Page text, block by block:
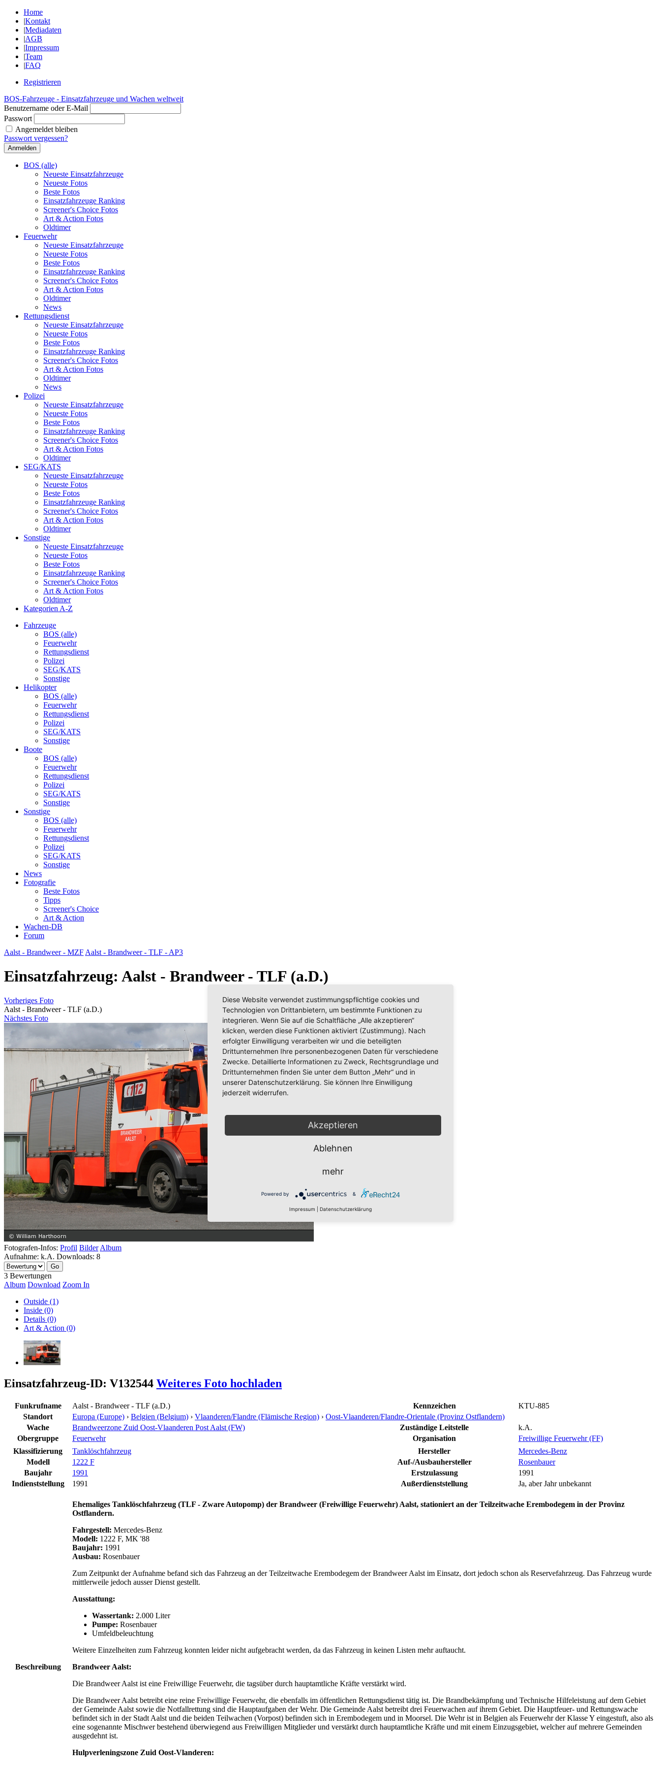
Home
|Kontakt
|Mediadaten
|AGB
|Impressum
|Team
|FAQ
Registrieren
BOS-Fahrzeuge - Einsatzfahrzeuge und Wachen weltweit
Benutzername oder E-Mail
Passwort
Angemeldet bleiben
Passwort vergessen?
BOS (alle)
Neueste Einsatzfahrzeuge
Neueste Fotos
Beste Fotos
Einsatzfahrzeuge Ranking
Screener's Choice Fotos
Art & Action Fotos
Oldtimer
Feuerwehr
Neueste Einsatzfahrzeuge
Neueste Fotos
Beste Fotos
Einsatzfahrzeuge Ranking
Screener's Choice Fotos
Art & Action Fotos
Oldtimer
News
Rettungsdienst
Neueste Einsatzfahrzeuge
Neueste Fotos
Beste Fotos
Einsatzfahrzeuge Ranking
Screener's Choice Fotos
Art & Action Fotos
Oldtimer
News
Polizei
Neueste Einsatzfahrzeuge
Neueste Fotos
Beste Fotos
Einsatzfahrzeuge Ranking
Screener's Choice Fotos
Art & Action Fotos
Oldtimer
SEG/KATS
Neueste Einsatzfahrzeuge
Neueste Fotos
Beste Fotos
Einsatzfahrzeuge Ranking
Screener's Choice Fotos
Art & Action Fotos
Oldtimer
Sonstige
Neueste Einsatzfahrzeuge
Neueste Fotos
Beste Fotos
Einsatzfahrzeuge Ranking
Screener's Choice Fotos
Art & Action Fotos
Oldtimer
Kategorien A-Z
Fahrzeuge
BOS (alle)
Feuerwehr
Rettungsdienst
Polizei
SEG/KATS
Sonstige
Helikopter
BOS (alle)
Feuerwehr
Rettungsdienst
Polizei
SEG/KATS
Sonstige
Boote
BOS (alle)
Feuerwehr
Rettungsdienst
Polizei
SEG/KATS
Sonstige
Sonstige
BOS (alle)
Feuerwehr
Rettungsdienst
Polizei
SEG/KATS
Sonstige
News
Fotografie
Beste Fotos
Tipps
Screener's Choice
Art & Action
Wachen-DB
Forum
Aalst - Brandweer - MZF Aalst - Brandweer - TLF - AP3
Einsatzfahrzeug: Aalst - Brandweer - TLF (a.D.)
Vorheriges Foto
Aalst - Brandweer - TLF (a.D.)
Nächstes Foto
Fotografen-Infos: Profil Bilder Album
Aufnahme: k.A. Downloads: 8
3 Bewertungen
Album Download Zoom In
Outside (1)
Inside (0)
Details (0)
Art & Action (0)
Einsatzfahrzeug-ID: V132544 Weiteres Foto hochladen
Funkrufname Aalst - Brandweer - TLF (a.D.) Kennzeichen
KTU-885
Standort
Europa (Europe) › Belgien (Belgium) › Vlaanderen/Flandre (Flämische Region) › Oost-Vlaanderen/Flandre-Orientale (Provinz Ostflandern)
Wache
Brandweerzone Zuid Oost-Vlaanderen Post Aalst (FW) Zuständige Leitstelle
k.A.
Obergruppe
Feuerwehr Organisation
Freiwillige Feuerwehr (FF)
Klassifizierung
Tanklöschfahrzeug Hersteller
Mercedes-Benz
Modell
1222 F Auf-/Ausbauhersteller
Rosenbauer
Baujahr
1991 Erstzulassung
1991
Indienststellung
1991 Außerdienststellung Ja, aber Jahr unbekannt
Beschreibung
Ehemaliges Tanklöschfahrzeug (TLF - Zware Autopomp) der Brandweer (Freiwillige Feuerwehr) Aalst, stationiert an der Teilzeitwache Erembodegem in der Provinz
Ostflandern.
Fahrgestell: Mercedes-Benz
Modell: 1222 F, MK '88
Baujahr: 1991
Ausbau: Rosenbauer
Zum Zeitpunkt der Aufnahme befand sich das Fahrzeug an der Teilzeitwache Erembodegem der Brandweer Aalst im Einsatz, dort jedoch schon als Reservefahrzeug. Das Fahrzeug wurde
mittlerweile jedoch ausser Dienst gestellt.
Ausstattung:
Wassertank: 2.000 Liter
Pumpe: Rosenbauer
Umfeldbeleuchtung
Weitere Einzelheiten zum Fahrzeug konnten leider nicht aufgebracht werden, da das Fahrzeug in keinen Listen mehr auftaucht.
Brandweer Aalst:
Die Brandweer Aalst ist eine Freiwillige Feuerwehr, die tagsüber durch hauptamtliche Kräfte verstärkt wird.
Die Brandweer Aalst betreibt eine reine Freiwillige Feuerwehr, die ebenfalls im öffentlichen Rettungsdienst tätig ist. Die Brandbekämpfung und Technische Hilfeleistung auf dem Gebiet
der Gemeinde Aalst sowie die Notfallrettung sind die Hauptaufgaben der Wehr. Die Gemeinde Aalst betreibt drei Feuerwachen auf ihrem Gebiet. Die Hauptfeuer- und Rettungswache
befindet sich in der Stadt Aalst und die beiden Teilwachen (Vorpost) befinden sich in Erembodegem und in Moorsel. Die Wehr ist in Belgien als Feuerwehr der Klasse Y eingestuft, also als
eine sogenannte Mischwer bestehend überwiegend aus Freiwilligen Mitglieder und verstärkt durch hauptamtliche Kräfte und mit einem Einzugsgebiet, welcher auf mehrere Gemeinden
ausgedehnt ist.
Hulpverleningszone Zuid Oost-Vlanderen:
Diese Website verwendet zustimmungspflichtige cookies und
Technologien von Drittanbietern, um bestimmte Funktionen zu
integrieren. Wenn Sie auf die Schaltfläche „Alle akzeptieren“
klicken, werden diese Funktionen aktiviert (Zustimmung). Nach
erfolgter Einwilligung verarbeiten wir und die beteiligten
Drittunternehmen Ihre personenbezogenen Daten für verschiedene
Zwecke. Detaillierte Informationen zu Zweck, Rechtsgrundlage und
Drittunternehmen finden Sie unter dem Button „Mehr“ und in
unserer Datenschutzerklärung. Sie können Ihre Einwilligung
jederzeit widerrufen.
Akzeptieren
Ablehnen
mehr
Powered by &
Impressum Datenschutzerklärung